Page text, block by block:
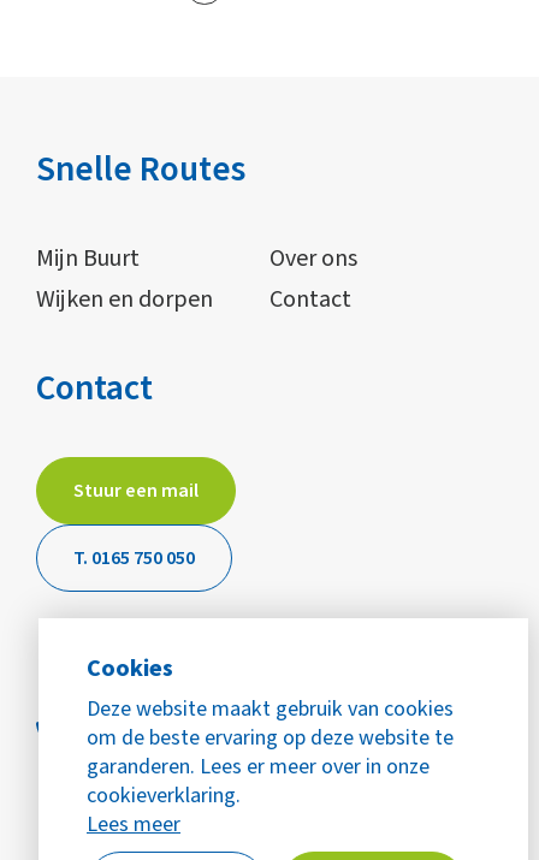
Cookies
Deze website maakt gebruik van cookies
om de beste ervaring op deze website te
garanderen. Lees er meer over in onze
cookieverklaring.
Lees meer
Snelle Routes
Mijn Buurt
Over ons
Wijken en dorpen
Contact
Contact
Stuur een mail
T. 0165 750 050